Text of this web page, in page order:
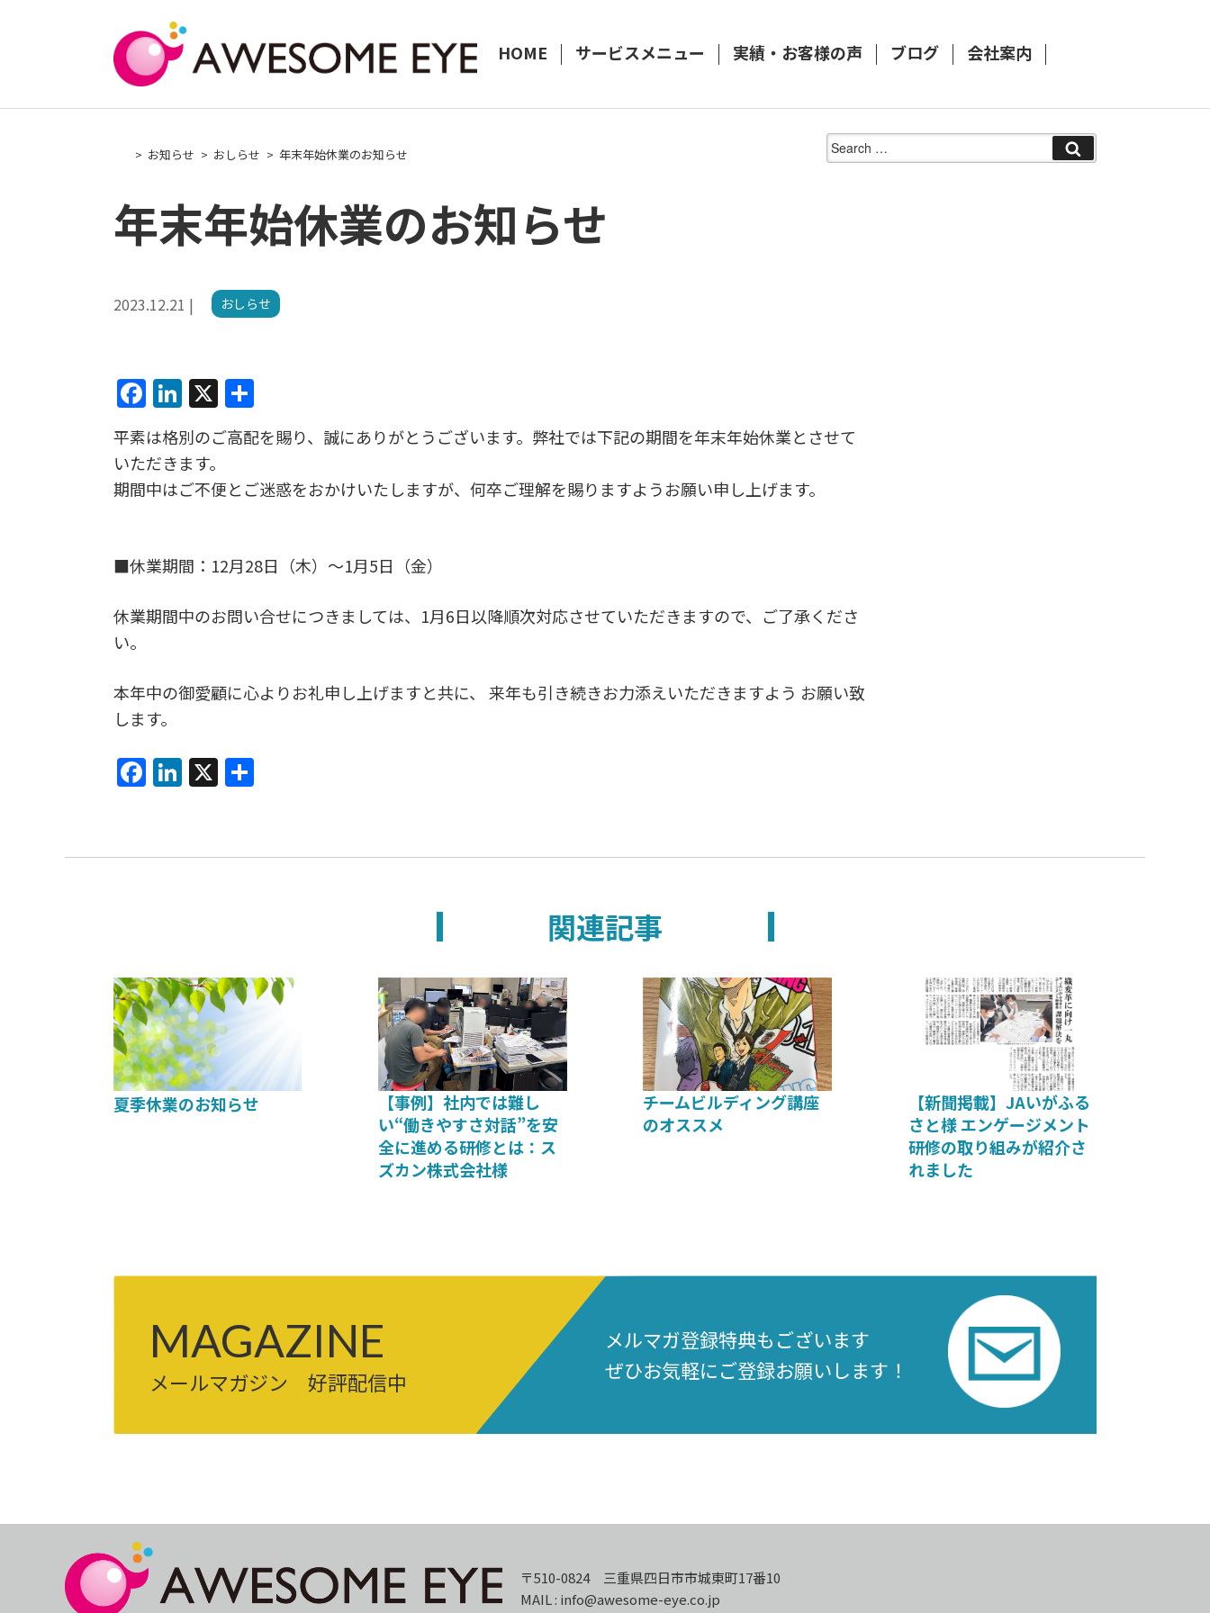
HOME サービスメニュー 実績・お客様の声 ブログ 会社案内
お知らせ おしらせ 年末年始休業のお知らせ
Search
for:
年末年始休業のお知らせ
2023.12.21 | おしらせ
F
a
c
e
b
o
Li
n
k
e
dI
X 共
有
平素は格別のご高配を賜り、誠にありがとうございます。弊社では下記の期間を年末年始休業とさせて
いただきます。
期間中はご不便とご迷惑をおかけいたしますが、何卒ご理解を賜りますようお願い申し上げます。
■休業期間：12月28日（木）～1月5日（金）
休業期間中のお問い合せにつきましては、1月6日以降順次対応させていただきますので、ご了承くださ
い。
本年中の御愛顧に心よりお礼申し上げますと共に、 来年も引き続きお力添えいただきますよう お願い致
します。
F
e
k
Li
e
X 共
関連記事
夏季休業のお知らせ
【事例】社内では難し
い“働きやすさ対話”を安
全に進める研修とは：ス
ズカン株式会社様
チームビルディング講座
のオススメ
【新聞掲載】JAいがふる
さと様 エンゲージメント
研修の取り組みが紹介さ
れました
MAGAZINE
メールマガジン 好評配信中
メルマガ登録特典もございます
ぜひお気軽にご登録お願いします！
〒510-0824 三重県四日市市城東町17番10
MAIL : info@awesome-eye.co.jp